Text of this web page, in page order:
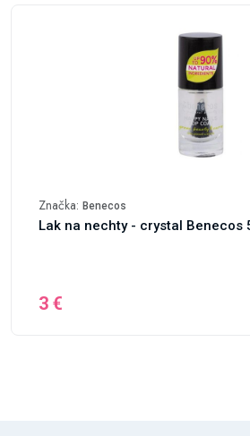
Značka: Benecos
Lak na nechty - crystal Benecos
3 €